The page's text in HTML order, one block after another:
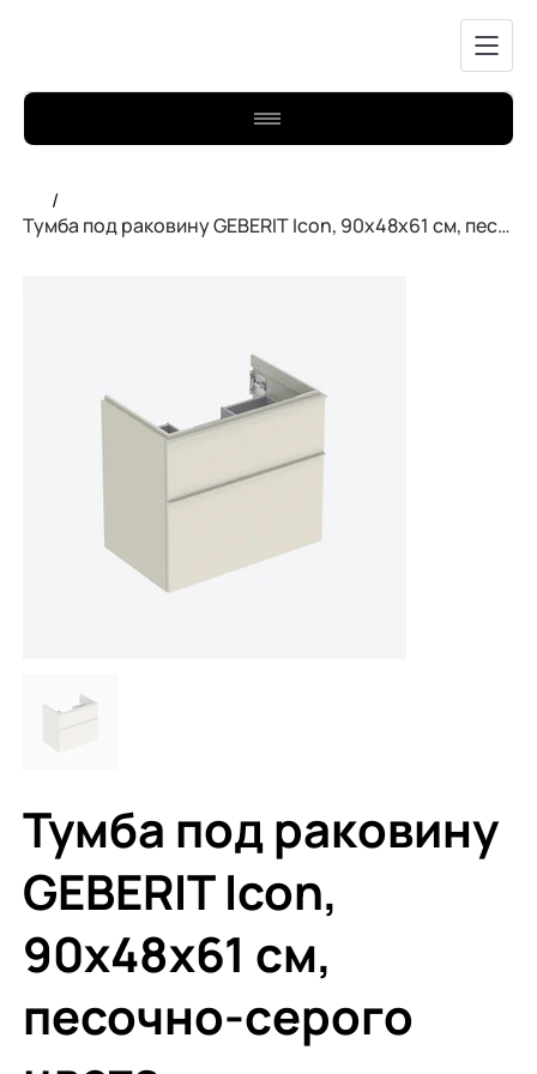
/
Тумба под раковину GEBERIT Icon, 90x48x61 см, песочно-серого цвета.
Тумба под раковину
GEBERIT Icon,
90x48x61 см,
песочно-серого